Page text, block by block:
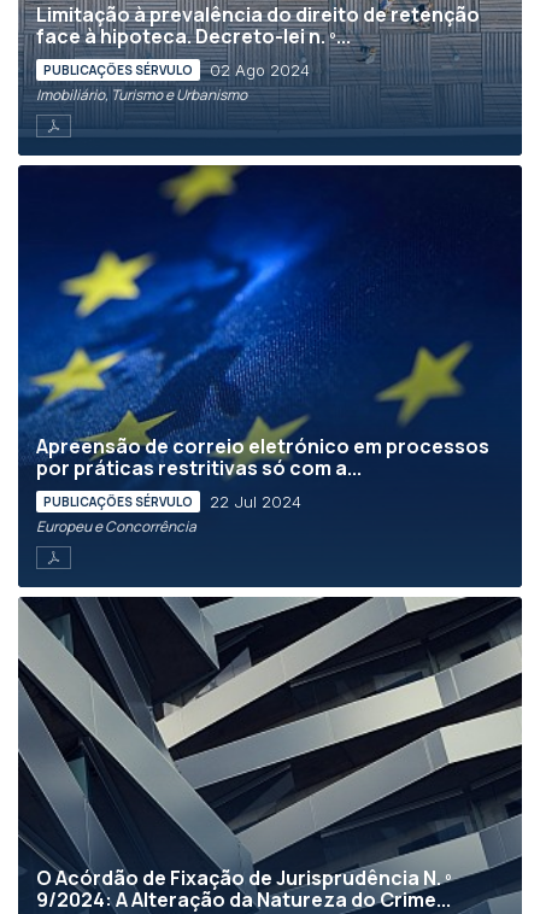
Limitação à prevalência do direito de retenção
face à hipoteca. Decreto-lei n. º...
PUBLICAÇÕES SÉRVULO 02 Ago 2024
Imobiliário, Turismo e Urbanismo
Apreensão de correio eletrónico em processos
por práticas restritivas só com a...
PUBLICAÇÕES SÉRVULO 22 Jul 2024
Europeu e Concorrência
O Acórdão de Fixação de Jurisprudência N. º
9/2024: A Alteração da Natureza do Crime...